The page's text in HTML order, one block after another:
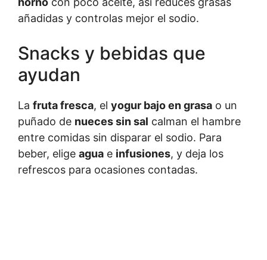
añadidas y controlas mejor el sodio.
Snacks y bebidas que
ayudan
La fruta fresca, el yogur bajo en grasa o un
puñado de nueces sin sal calman el hambre
entre comidas sin disparar el sodio. Para
beber, elige agua e infusiones, y deja los
refrescos para ocasiones contadas.